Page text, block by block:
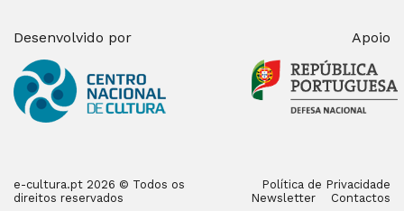
Desenvolvido por Apoio
e-cultura.pt 2026 © Todos os
direitos reservados
Política de Privacidade
Newsletter
Contactos